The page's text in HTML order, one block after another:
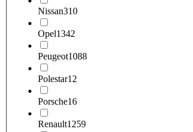
Nissan310
Opel1342
Peugeot1088
Polestar12
Porsche16
Renault1259